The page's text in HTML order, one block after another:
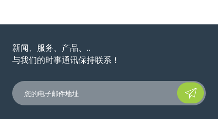
新闻、服务、产品、..
与我们的时事通讯保持联系！
Please